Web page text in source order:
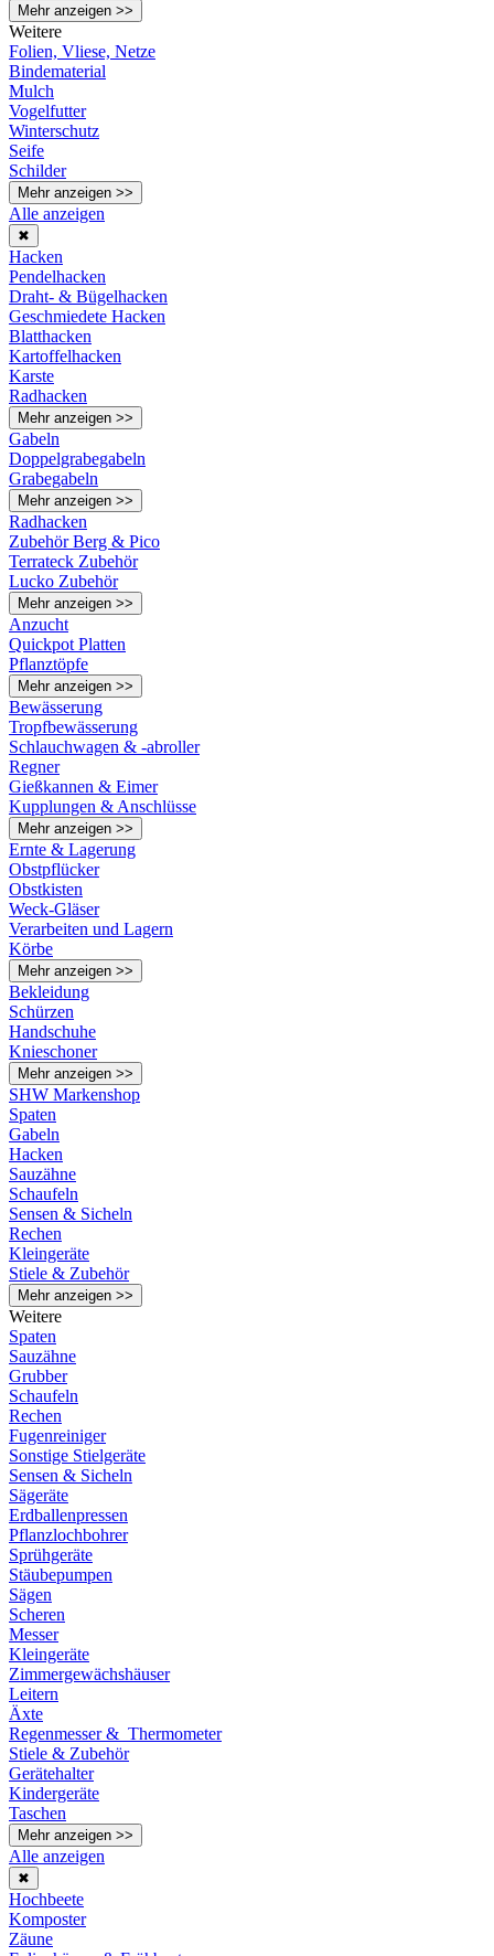
Mehr anzeigen >>
Weitere
Folien, Vliese, Netze
Bindematerial
Mulch
Vogelfutter
Winterschutz
Seife
Schilder
Mehr anzeigen >>
Alle anzeigen
✖
Hacken
Pendelhacken
Draht- & Bügelhacken
Geschmiedete Hacken
Blatthacken
Kartoffelhacken
Karste
Radhacken
Mehr anzeigen >>
Gabeln
Doppelgrabegabeln
Grabegabeln
Mehr anzeigen >>
Radhacken
Zubehör Berg & Pico
Terrateck Zubehör
Lucko Zubehör
Mehr anzeigen >>
Anzucht
Quickpot Platten
Pflanztöpfe
Mehr anzeigen >>
Bewässerung
Tropfbewässerung
Schlauchwagen & -abroller
Regner
Gießkannen & Eimer
Kupplungen & Anschlüsse
Mehr anzeigen >>
Ernte & Lagerung
Obstpflücker
Obstkisten
Weck-Gläser
Verarbeiten und Lagern
Körbe
Mehr anzeigen >>
Bekleidung
Schürzen
Handschuhe
Knieschoner
Mehr anzeigen >>
SHW Markenshop
Spaten
Gabeln
Hacken
Sauzähne
Schaufeln
Sensen & Sicheln
Rechen
Kleingeräte
Stiele & Zubehör
Mehr anzeigen >>
Weitere
Spaten
Sauzähne
Grubber
Schaufeln
Rechen
Fugenreiniger
Sonstige Stielgeräte
Sensen & Sicheln
Sägeräte
Erdballenpressen
Pflanzlochbohrer
Sprühgeräte
Stäubepumpen
Sägen
Scheren
Messer
Kleingeräte
Zimmergewächshäuser
Leitern
Äxte
Regenmesser & Thermometer
Stiele & Zubehör
Gerätehalter
Kindergeräte
Taschen
Mehr anzeigen >>
Alle anzeigen
✖
Hochbeete
Komposter
Zäune